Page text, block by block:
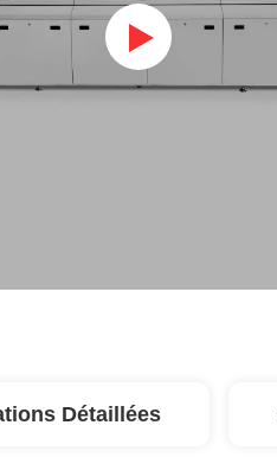
Détaillées